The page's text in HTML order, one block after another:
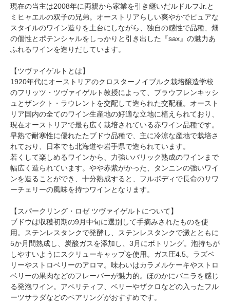
現在の当主は2008年に両親から家業を引き継いだルドルフJr.と
ミヒャエルの双子の兄弟。オーストリアらしい爽やかでピュアな
スタイルのワイン造りを土台にしながら、独自の感性で品種、畑
の個性とポテンシャルをしっかりと引き出した『sax』の魅力あ
ふれるワインを造りだしています。
【ツヴァイゲルトとは】
1920年代にオーストリアのクロスターノイブルク栽培醸造学校
のフリッツ・ツヴァイゲルト教授によって、ブラウフレンキッシ
ュとザンクト・ラウレントを交配して造られた交配種。オースト
リア国内の全てのワイン生産地の好適な立地に植えられており、
現在オーストリアで最も広く栽培されている赤ワイン品種です。
早熟で耐寒性に優れたたブドウ品種で、主に冷涼な産地で栽培さ
れており、日本でも北海道や岩手県で造られています。
若くして楽しめるワインから、力強いバリック熟成のワインまで
幅広く造られています。やや赤紫がかった、タンニンの強いワイ
ンを造ることができ、十分熟成すると、フルボディで長命のサワ
ーチェリーの風味を持つワインとなります。
【スパークリング・ロゼ ツヴァイゲルトについて】
ブドウは収穫初期の9月中旬に選別して手摘みされたものを使
用。ステンレスタンクで発酵し、ステンレスタンクで澱とともに
5か月間熟成し、炭酸ガスを添加し、3月にボトリング。泡持ちが
しやすいようにスクリューキャップを使用。ガス圧4.5。ラズベ
リーやストロベリーのアロマ。味わいはカラメルケーキやストロ
ベリーの果肉などのフレーバーが魅力的。ほのかにバニラを感じ
る発泡ワイン。アペリティフ、ベリーやザクロなどの入ったフル
ーツサラダなどのペアリングがおすすめです。